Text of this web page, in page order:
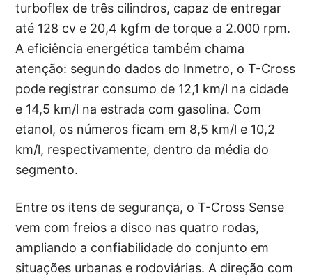
turboflex de três cilindros, capaz de entregar
até 128 cv e 20,4 kgfm de torque a 2.000 rpm.
A eficiência energética também chama
atenção: segundo dados do Inmetro, o T-Cross
pode registrar consumo de 12,1 km/l na cidade
e 14,5 km/l na estrada com gasolina. Com
etanol, os números ficam em 8,5 km/l e 10,2
km/l, respectivamente, dentro da média do
segmento.
Entre os itens de segurança, o T-Cross Sense
vem com freios a disco nas quatro rodas,
ampliando a confiabilidade do conjunto em
situações urbanas e rodoviárias. A direção com